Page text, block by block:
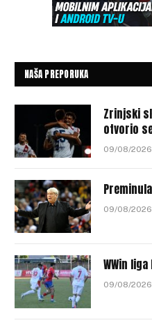
NAŠA PREPORUKA
Zrinjski
otvorio
09/08/2026
09/08/2026
WWin liga
09/08/2026